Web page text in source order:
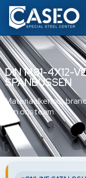
DIN 1481-4X12-
SPANBUSSEN
Materiaalkennis,
van ons team.